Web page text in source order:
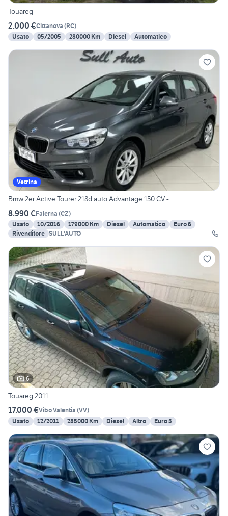
Touareg
2.000 €Cittanova (RC)
Usato
05/2005 280000 Km Diesel Automatico
Vetrina
Bmw 2er Active Tourer 218d auto Advantage 150 CV -
8.990 €Falerna (CZ)
Usato
10/2016 179000 Km Diesel Automatico
Euro 6
Rivenditore SULL'AUTO
6
Touareg 2011
17.000 €Vibo Valentia (VV)
Usato
12/2011 285000 Km Diesel Altro Euro 5